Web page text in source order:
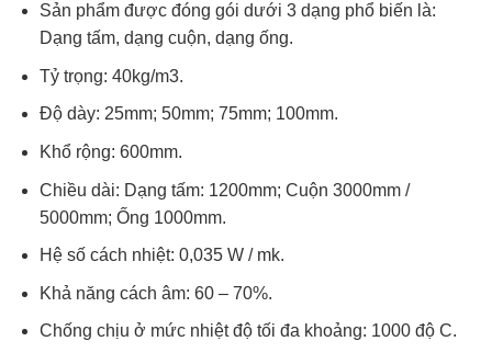
Sản phẩm được đóng gói dưới 3 dạng phổ biến là:
Dạng tấm, dạng cuộn, dạng ống.
Tỷ trọng: 40kg/m3.
Độ dày: 25mm; 50mm; 75mm; 100mm.
Khổ rộng: 600mm.
Chiều dài: Dạng tấm: 1200mm; Cuộn 3000mm /
5000mm; Ống 1000mm.
Hệ số cách nhiệt: 0,035 W / mk.
Khả năng cách âm: 60 – 70%.
Chống chịu ở mức nhiệt độ tối đa khoảng: 1000 độ C.